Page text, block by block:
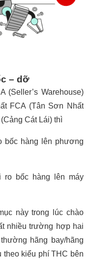
– dỡ
Warehouse)
FCA (Tân Sơn Nhất
Cát Lái) thì
bốc hàng lên phương
bốc hàng lên máy
này trong lúc chào
nhiều trường hợp hai
hãng bay/hãng
kiểu phí THC bên